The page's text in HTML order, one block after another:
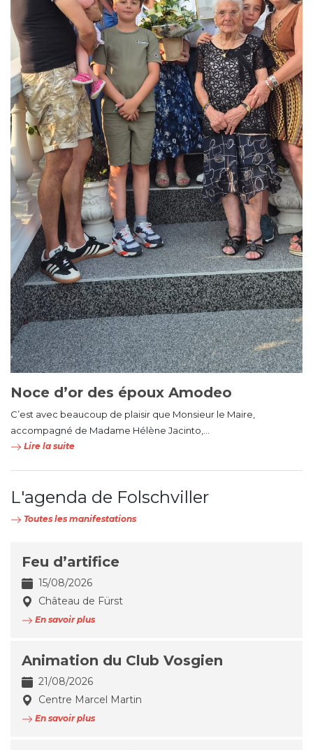
Noce d’or des époux Amodeo
C’est avec beaucoup de plaisir que Monsieur le Maire,
accompagné de Madame Hélène Jacinto,...
Lire la suite
L'agenda de Folschviller
Toutes les manifestations
Feu d’artifice
15/08/2026
Château de Fürst
En savoir plus
Animation du Club Vosgien
21/08/2026
Centre Marcel Martin
En savoir plus